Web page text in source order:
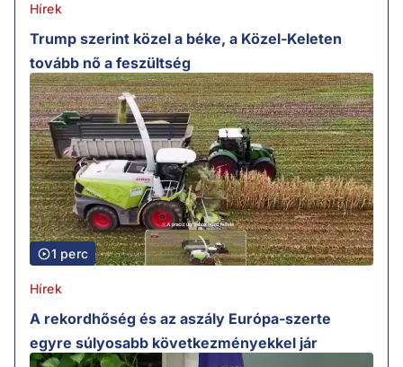
Hírek
Trump szerint közel a béke, a Közel-Keleten
tovább nő a feszültség
1 perc
Hírek
A rekordhőség és az aszály Európa-szerte
egyre súlyosabb következményekkel jár